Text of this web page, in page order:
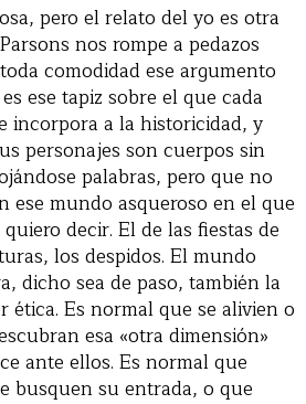
pero el relato del yo es otra
nos rompe a pedazos
comodidad ese argumento
ese tapiz sobre el que cada
incorpora a la historicidad, y
personajes son cuerpos sin
palabras, pero que no
ese mundo asqueroso en el que
decir. El de las fiestas de
los despidos. El mundo
dicho sea de paso, también la
ética. Es normal que se alivien o
esa «otra dimensión»
ante ellos. Es normal que
busquen su entrada, o que